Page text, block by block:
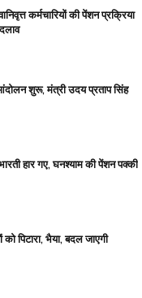
कर्मचारियों की पेंशन प्रक्रिया
शुरू, मंत्री उदय प्रताप सिंह
हार गए, घनश्याम की पेंशन पक्की
पिटारा, भैया, बदल जाएगी